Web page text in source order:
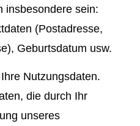
insbesondere sein:
(Postadresse,
Geburts­datum usw.
Nutzungsdaten.
die durch Ihr
unseres